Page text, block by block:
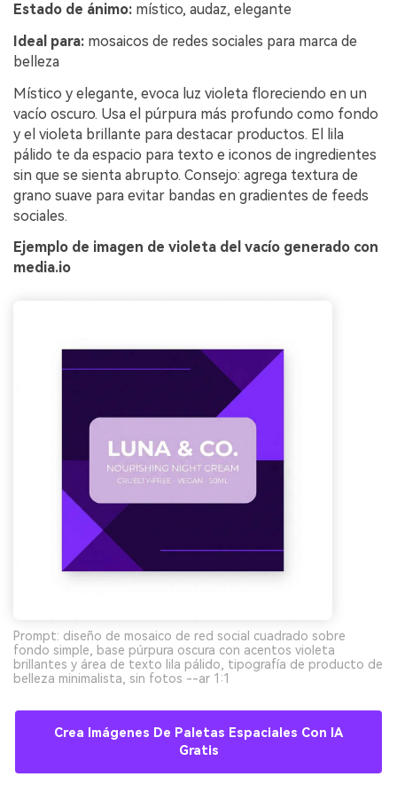
Estado de ánimo: místico, audaz, elegante
Ideal para: mosaicos de redes sociales para marca de
belleza
Místico y elegante, evoca luz violeta floreciendo en un
vacío oscuro. Usa el púrpura más profundo como fondo
y el violeta brillante para destacar productos. El lila
pálido te da espacio para texto e iconos de ingredientes
sin que se sienta abrupto. Consejo: agrega textura de
grano suave para evitar bandas en gradientes de feeds
sociales.
Ejemplo de imagen de violeta del vacío generado con
media.io
Prompt: diseño de mosaico de red social cuadrado sobre
fondo simple, base púrpura oscura con acentos violeta
brillantes y área de texto lila pálido, tipografía de producto de
belleza minimalista, sin fotos --ar 1:1
Crea Imágenes De Paletas Espaciales Con IA
Gratis